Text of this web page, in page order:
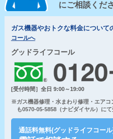
にご相談くだ
ガス機器やおトクな料金について
コールへ
グッドライフコール
[受付時間］全日 9:00～19:00
※ガス機器修理・水まわり修理・エアコ
も0570-05-5858（ナビダイヤル）にて
通話料無料(グッドライフコー